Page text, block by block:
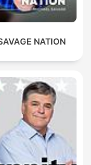
NATION